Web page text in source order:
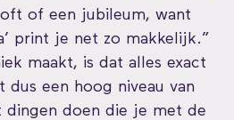
of een jubileum, want
print je net zo makkelijk.”
maakt, is dat alles exact
dus een hoog niveau van
doen die je met de